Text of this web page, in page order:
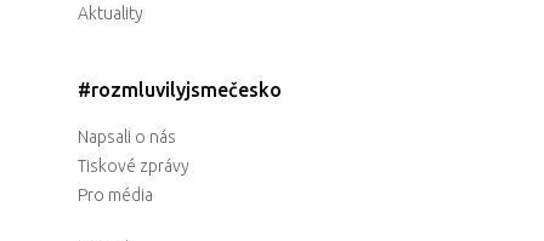
Aktuality
#rozmluvilyjsmečesko
Napsali o nás
Tiskové zprávy
Pro média